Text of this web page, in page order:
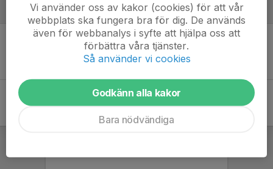
Inför match
Inget skrivet
Vi använder oss av kakor (cookies) för att vår
webbplats ska fungera bra för dig. De används
även för webbanalys i syfte att hjälpa oss att
förbättra våra tjänster.
Så använder vi cookies
Godkänn alla kakor
Bara nödvändiga